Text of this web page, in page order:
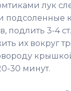
лук
подлить 3-4
их вокруг
30 минут.